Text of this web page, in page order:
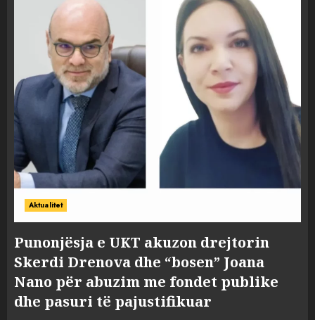
Aktualitet
Punonjësja e UKT akuzon drejtorin
Skerdi Drenova dhe “bosen” Joana
Nano për abuzim me fondet publike
dhe pasuri të pajustifikuar